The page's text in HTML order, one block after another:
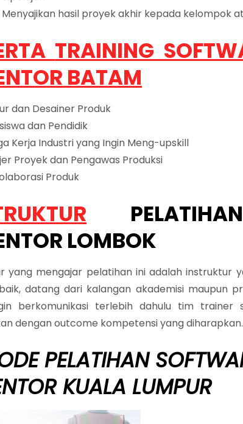
Menyajikan hasil proyek akhir kepada kelompok
TRAINING
BATAM
dan Desainer Produk
dan Pendidik
Kerja Industri yang Ingin Meng-upskill
Proyek dan Pengawas Produksi
Produk
LOMBOK
yang mengajar pelatihan ini adalah instruktur
datang dari kalangan akademisi maupun
berkomunikasi terlebih dahulu tim trainer
dengan outcome kompetensi yang diharapkan.
PELATIHAN
KUALA LUMPUR